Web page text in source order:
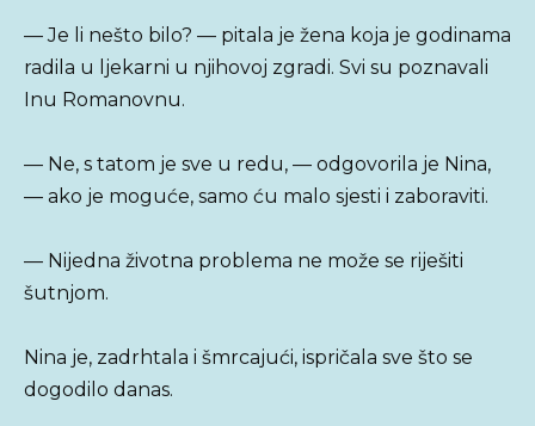
— Je li nešto bilo? — pitala je žena koja je godinama
radila u ljekarni u njihovoj zgradi. Svi su poznavali
Inu Romanovnu.
— Ne, s tatom je sve u redu, — odgovorila je Nina,
— ako je moguće, samo ću malo sjesti i zaboraviti.
— Nijedna životna problema ne može se riješiti
šutnjom.
Nina je, zadrhtala i šmrcajući, ispričala sve što se
dogodilo danas.